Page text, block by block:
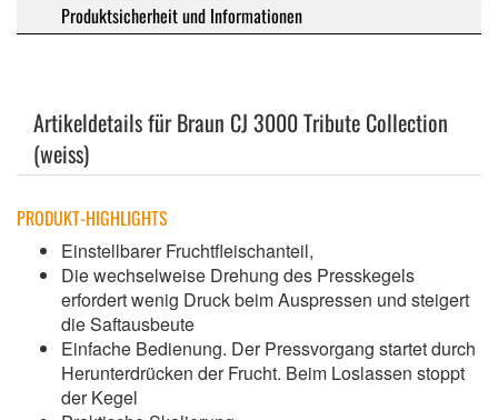
Produktsicherheit und Informationen
Artikeldetails für Braun CJ 3000 Tribute Collection
(weiss)
PRODUKT-HIGHLIGHTS
Einstellbarer Fruchtfleischanteil,
Die wechselweise Drehung des Presskegels
erfordert wenig Druck beim Auspressen und steigert
die Saftausbeute
Einfache Bedienung. Der Pressvorgang startet durch
Herunterdrücken der Frucht. Beim Loslassen stoppt
der Kegel